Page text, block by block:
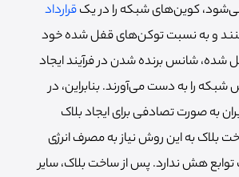
قرارداد
و به نسبت توکن‌های قفل شده خود
شانس برنده شدن در فرآیند ایجاد
شبکه را به دست می‌آورند. بنابراین، در
به صورت تصادفی برای ایجاد بلاک
بلاک به این روش نیاز به مصرف انرژی
توابع هش ندارد. پس از ساخت بلاک، سایر